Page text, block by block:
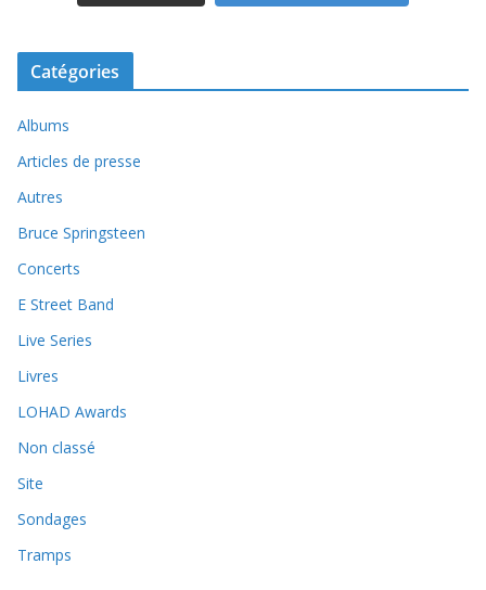
Catégories
Albums
Articles de presse
Autres
Bruce Springsteen
Concerts
E Street Band
Live Series
Livres
LOHAD Awards
Non classé
Site
Sondages
Tramps